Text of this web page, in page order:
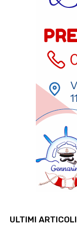
ULTIMI ARTICOLI